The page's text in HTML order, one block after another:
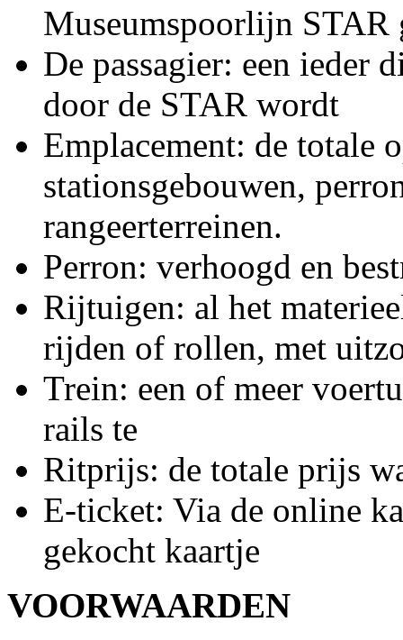
Museumspoorlijn STAR
De passagier: een ieder
door de STAR wordt
Emplacement: de totale
stationsgebouwen,
rangeerterreinen.
Perron: verhoogd en
Rijtuigen: al het
rijden of rollen, met
Trein: een of meer
rails te
Ritprijs: de totale prijs
E-ticket: Via de online
gekocht kaartje
VOORWAARDEN